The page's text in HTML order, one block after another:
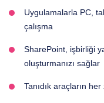
Uygulamalarla PC,
çalışma
SharePoint, işbirliği
oluşturmanızı sağlar
Tanıdık araçların